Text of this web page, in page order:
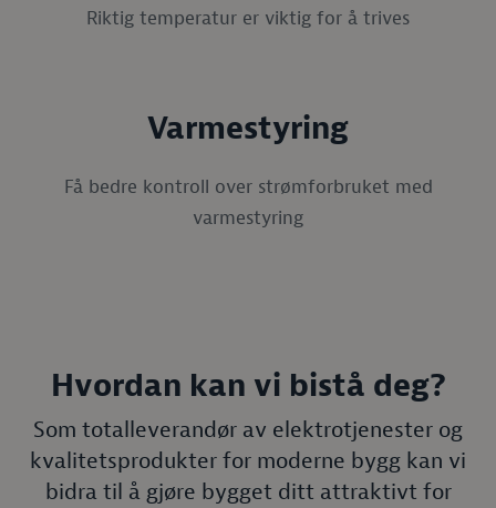
Riktig temperatur er viktig for å trives
Varmestyring
Få bedre kontroll over strømforbruket med
varmestyring
Hvordan kan vi bistå deg?
Som totalleverandør av elektrotjenester og
kvalitetsprodukter for moderne bygg kan vi
bidra til å gjøre bygget ditt attraktivt for